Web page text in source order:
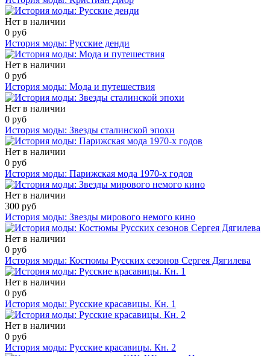
Нет в наличии
0 руб
История моды: Русские денди
Нет в наличии
0 руб
История моды: Мода и путешествия
Нет в наличии
0 руб
История моды: Звезды сталинской эпохи
Нет в наличии
0 руб
История моды: Парижская мода 1970-х годов
Нет в наличии
300 руб
История моды: Звезды мирового немого кино
Нет в наличии
0 руб
История моды: Костюмы Русских сезонов Сергея Дягилева
Нет в наличии
0 руб
История моды: Русские красавицы. Кн. 1
Нет в наличии
0 руб
История моды: Русские красавицы. Кн. 2